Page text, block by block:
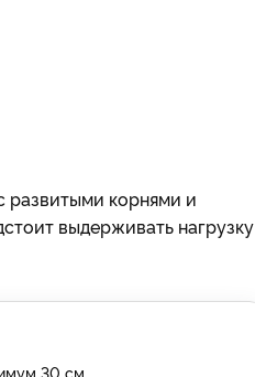
развитыми корнями и
выдерживать нагрузку
30 см.